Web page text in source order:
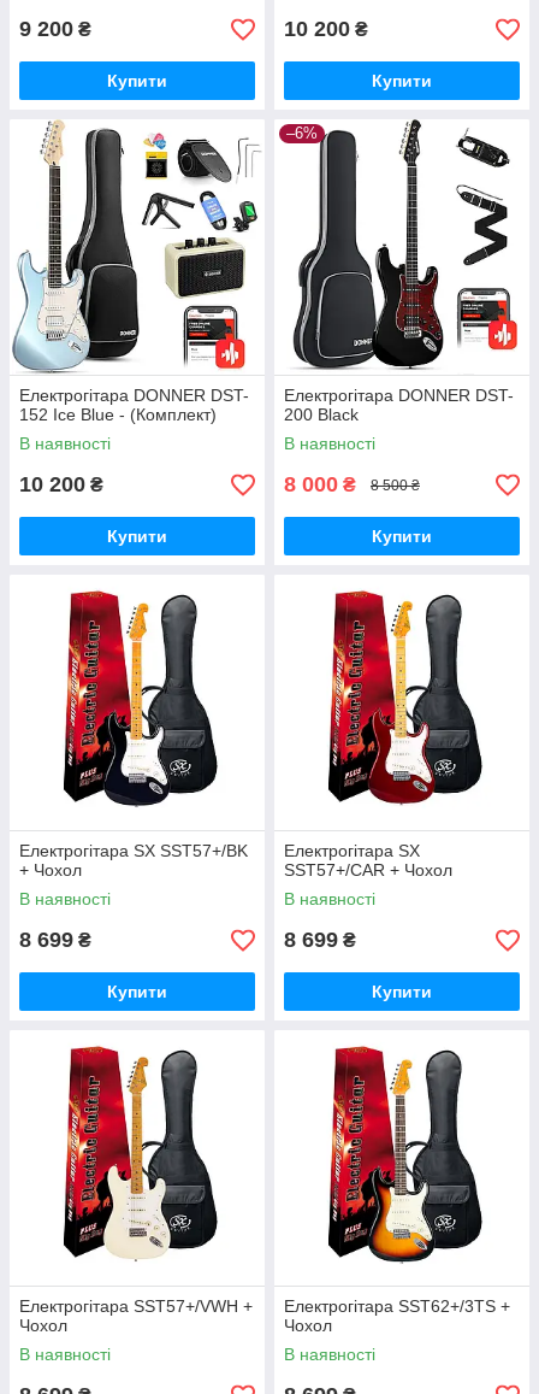
9 200 ₴
Купити
10 200 ₴
Купити
Електрогітара DONNER DST-
152 Ice Blue - (Комплект)
В наявності
10 200 ₴
Купити
–6%
Електрогітара DONNER DST-
200 Black
В наявності
8 000 ₴ 8 500 ₴
Купити
Електрогітара SX SST57+/BK
+ Чохол
В наявності
8 699 ₴
Купити
Електрогітара SX
SST57+/CAR + Чохол
В наявності
8 699 ₴
Купити
Електрогітара SST57+/VWH +
Чохол
В наявності
Електрогітара SST62+/3TS +
Чохол
В наявності